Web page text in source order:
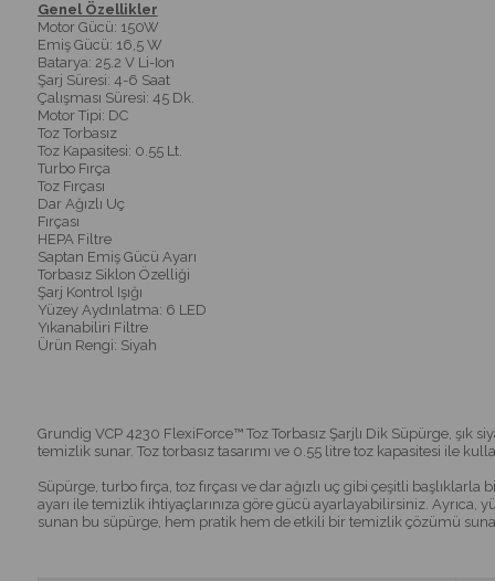
Genel Özellikler
Motor Gücü: 150W
Emiş Gücü: 16,5 W
Batarya: 25.2 V Li-Ion
Şarj Süresi: 4-6 Saat
Çalışması Süresi: 45 Dk.
Motor Tipi: DC
Toz Torbasız
Toz Kapasitesi: 0.55 Lt.
Turbo Fırça
Toz Fırçası
Dar Ağızlı Uç
Fırçası
HEPA Filtre
Saptan Emiş Gücü Ayarı
Torbasız Siklon Özelliği
Şarj Kontrol Işığı
Yüzey Aydınlatma: 6 LED
Yıkanabiliri Filtre
Ürün Rengi: Siyah
Grundig VCP 4230 FlexiForce™ Toz Torbasız Şarjlı Dik Süpürge,
temizlik sunar. Toz torbasız tasarımı ve 0.55 litre toz kapasitesi ile
Süpürge, turbo fırça, toz fırçası ve dar ağızlı uç gibi çeşitli
ayarı ile temizlik ihtiyaçlarınıza göre gücü ayarlayabilirsiniz. Ayrıca,
sunan bu süpürge, hem pratik hem de etkili bir temizlik çözümü